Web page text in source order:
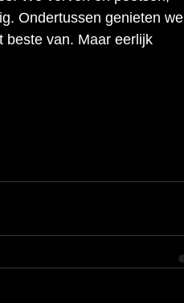
Ondertussen genieten we
beste van. Maar eerlijk